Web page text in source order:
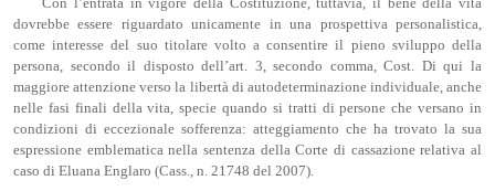
Con l’entrata in vigore della Costituzione, tuttavia, il bene della vita
dovrebbe essere riguardato unicamente in una prospettiva personalistica,
come interesse del suo titolare volto a consentire il pieno sviluppo della
persona, secondo il disposto dell’art. 3, secondo comma, Cost. Di qui la
maggiore attenzione verso la libertà di autodeterminazione individuale, anche
nelle fasi finali della vita, specie quando si tratti di persone che versano in
condizioni di eccezionale sofferenza: atteggiamento che ha trovato la sua
espressione emblematica nella sentenza della Corte di cassazione relativa al
caso di Eluana Englaro (Cass., n. 21748 del 2007).